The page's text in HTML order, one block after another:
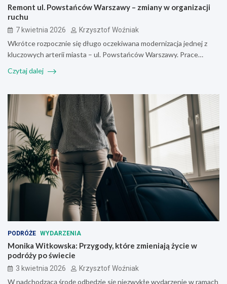
Remont ul. Powstańców Warszawy – zmiany w organizacji
ruchu
7 kwietnia 2026 Krzysztof Woźniak
Wkrótce rozpocznie się długo oczekiwana modernizacja jednej z
kluczowych arterii miasta – ul. Powstańców Warszawy. Prace…
Czytaj dalej
PODRÓŻE WYDARZENIA
Monika Witkowska: Przygody, które zmieniają życie w
podróży po świecie
3 kwietnia 2026 Krzysztof Woźniak
W nadchodzącą środę odbędzie się niezwykłe wydarzenie w ramach